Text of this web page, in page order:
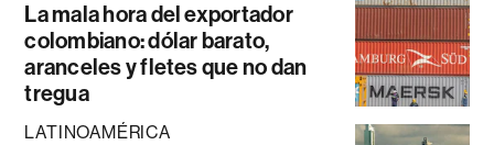
La mala hora del exportador
colombiano: dólar barato,
aranceles y fletes que no dan
tregua
LATINOAMÉRICA